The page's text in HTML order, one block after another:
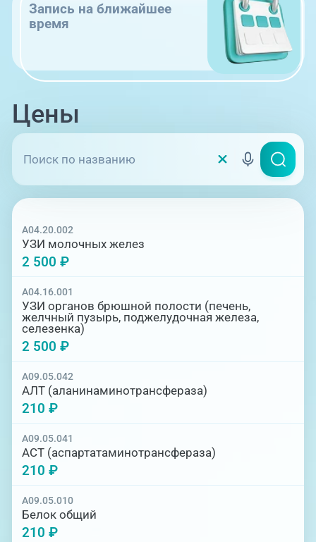
Запись на ближайшее
время
Цены
A04.20.002
УЗИ молочных желез
2 500 ₽
A04.16.001
УЗИ органов брюшной полости (печень,
желчный пузырь, поджелудочная железа,
селезенка)
2 500 ₽
A09.05.042
АЛТ (аланинаминотрансфераза)
210 ₽
A09.05.041
АСТ (аспартатаминотрансфераза)
210 ₽
A09.05.010
Белок общий
210 ₽